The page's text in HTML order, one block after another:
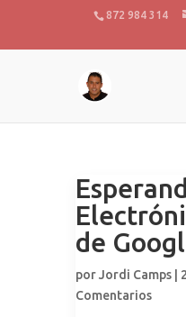
872 984 314
de
porJordi Camps |
Comentarios